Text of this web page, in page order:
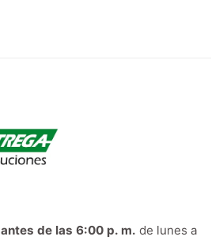
antes de las 6:00 p. m. de lunes a